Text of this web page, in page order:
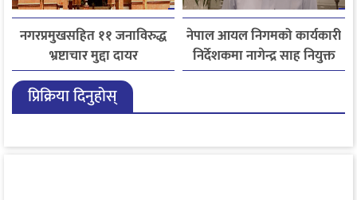
नगरप्रमुखसहित ११ जनाविरुद्ध
भ्रष्टाचार मुद्दा दायर
नेपाल आयल निगमको कार्यकारी
निर्देशकमा नागेन्द्र साह नियुक्त
प्रिक्रिया दिनुहोस्